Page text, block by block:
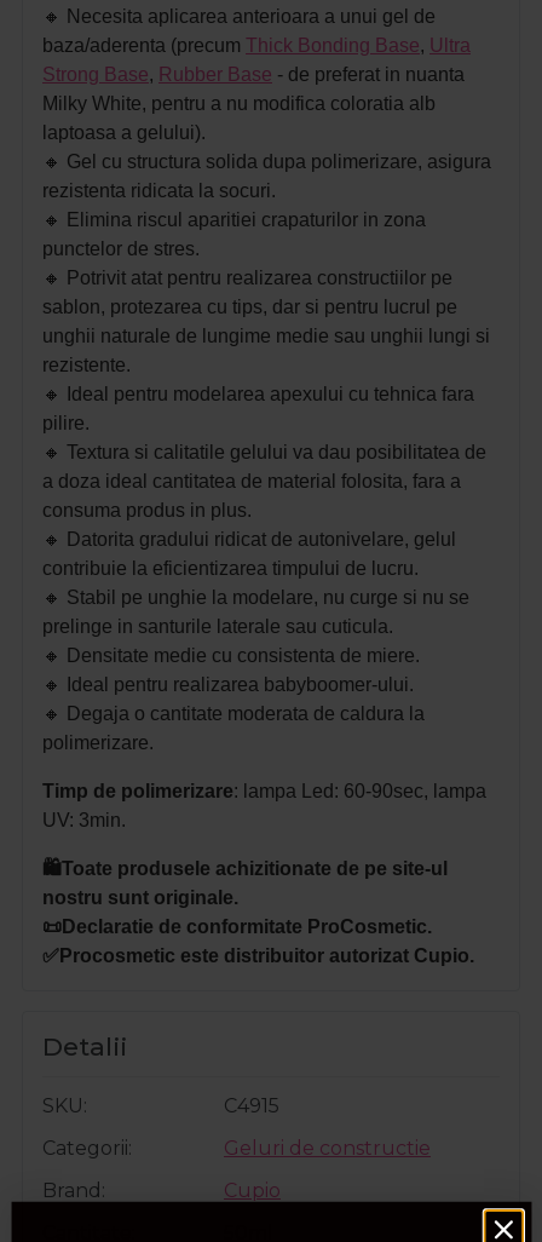
🔸 N ecesita aplicarea anterioara a unui gel de
baza/aderenta (precum Thick Bonding Base, Ultra
Strong Base, Rubber Base - de preferat in nuanta
Milky White, pentru a nu modifica coloratia alb
laptoasa a gelului).
🔸 Gel cu structura solida dupa polimerizare, asigura
rezistenta ridicata la socuri.
🔸 E limina riscul aparitiei crapaturilor in zona
punctelor de stres.
🔸
Potrivit atat pentru realizarea constructiilor pe
sablon, protezarea cu tips, dar si pentru lucrul pe
unghii naturale de lungime medie sau unghii lungi si
rezistente.
🔸 I deal pentru modelarea apexului cu tehnica fara
pilire.
🔸 Textura si calitatile gelului va dau posibilitatea de
a doza ideal cantitatea de material folosita, fara a
consuma produs in plus.
🔸 Datorita gradului ridicat de autonivelare, gelul
contribuie la eficientizarea timpului de lucru.
🔸 Stabil pe unghie la modelare, nu curge si nu se
prelinge in santurile laterale sau cuticula.
🔸
Densitate medie cu consistenta de miere.
🔸 I deal pentru realizarea babyboomer-ului.
🔸 Degaja o cantitate moderata de caldura la
polimerizare.
Timp de polimerizare: l ampa Led: 60-90sec, l ampa
UV: 3min.
🛍️Toate produsele achizitionate de pe site-ul
nostru sunt originale.
📜Declaratie de conformitate ProCosmetic.
✅Procosmetic este distribuitor autorizat Cupio.
Detalii
SKU
C4915
Categorii
Geluri de constructie
Brand
Cupio